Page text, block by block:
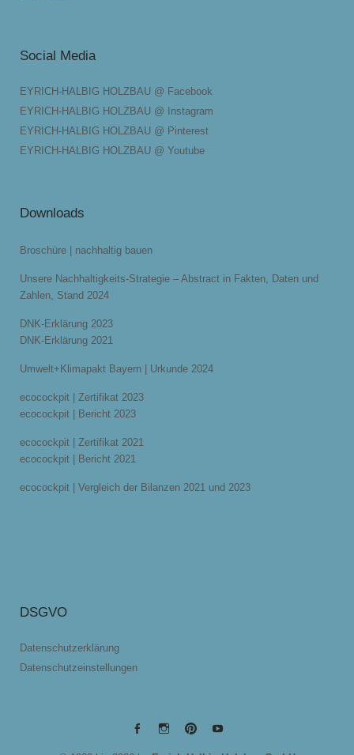
Social Media
EYRICH-HALBIG HOLZBAU @ Facebook
EYRICH-HALBIG HOLZBAU @ Instagram
EYRICH-HALBIG HOLZBAU @ Pinterest
EYRICH-HALBIG HOLZBAU @ Youtube
Downloads
Broschüre | nachhaltig bauen
Unsere Nachhaltigkeits-Strategie – Abstract in Fakten, Daten und
Zahlen, Stand 2024
DNK-Erklärung 2023
DNK-Erklärung 2021
Umwelt+Klimapakt Bayern | Urkunde 2024
ecocockpit | Zertifikat 2023
ecocockpit | Bericht 2023
ecocockpit | Zertifikat 2021
ecocockpit | Bericht 2021
ecocockpit | Vergleich der Bilanzen 2021 und 2023
DSGVO
Datenschutzerklärung
Datenschutzeinstellungen